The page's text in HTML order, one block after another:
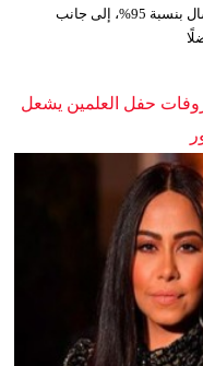
العالمية، مع تراجع صادرات الغاز الطبيعي المسال بنسبة 95%، إلى جانب
حفل العلمين يشعل